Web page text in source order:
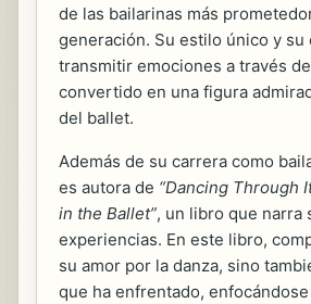
de las bailarinas más
generación. Su estilo único y su
transmitir emociones a través
convertido en una figura
del ballet.
Además de su carrera como
es autora de “Dancing Through
in the Ballet”, un libro que narra
experiencias. En este libro,
su amor por la danza, sino
que ha enfrentado,